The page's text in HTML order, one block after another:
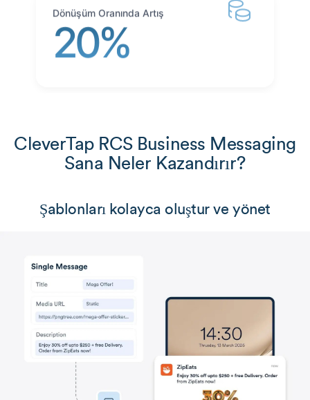
Dönüşüm Oranında Artış
20%
CleverTap RCS Business Messaging
Sana Neler Kazandırır?
Şablonları kolayca oluştur ve yönet